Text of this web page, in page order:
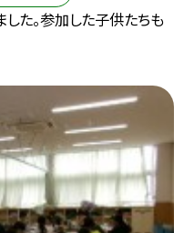
た。参加した子供たちも